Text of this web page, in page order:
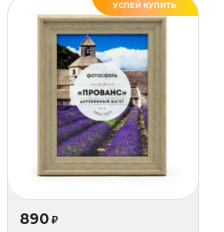
УСПЕЙ КУПИТЬ
ДЕЛАЕМ САМИ
890 ₽